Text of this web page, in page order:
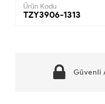
Ürün Kodu
TZY3906-1313
Güvenli